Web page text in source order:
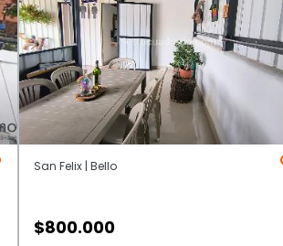
San Felix | Bello
$800.000